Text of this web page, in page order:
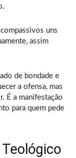
uns
assim
de bondade e
a ofensa, mas
É a manifestação
para quem pede